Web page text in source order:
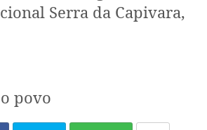
Serra da Capivara,